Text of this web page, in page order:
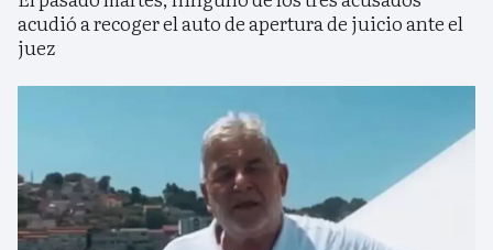
acudió a recoger el auto de apertura de juicio ante el
juez